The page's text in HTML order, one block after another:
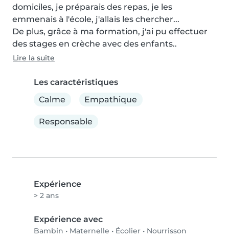
domiciles, je préparais des repas, je les
emmenais à l'école, j'allais les chercher...
De plus, grâce à ma formation, j'ai pu effectuer
des stages en crèche avec des enfants..
Lire la suite
Les caractéristiques
Calme
Empathique
Responsable
Expérience
> 2 ans
Expérience avec
Bambin • Maternelle • Écolier • Nourrisson